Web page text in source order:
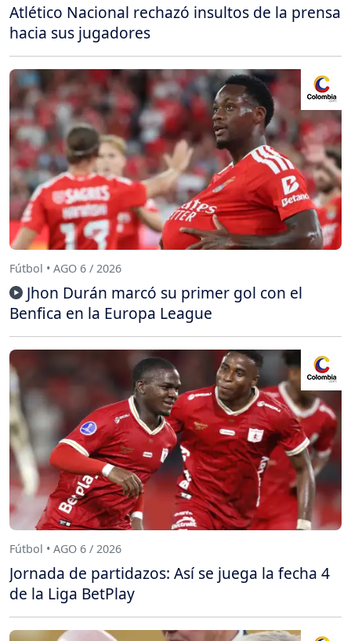
Atlético Nacional rechazó insultos de la prensa
hacia sus jugadores
Fútbol • AGO 6 / 2026
Jhon Durán marcó su primer gol con el
Benfica en la Europa League
Fútbol • AGO 6 / 2026
Jornada de partidazos: Así se juega la fecha 4
de la Liga BetPlay